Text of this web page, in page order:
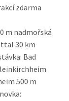
zdarma
m nadmořská
30 km
Bad
500 m